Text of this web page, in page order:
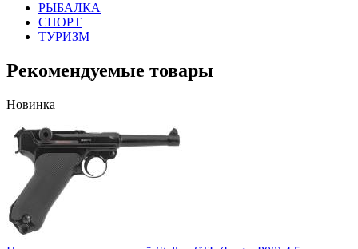
РЫБАЛКА
СПОРТ
ТУРИЗМ
Рекомендуемые товары
Новинка